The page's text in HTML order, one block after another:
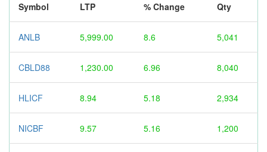
Symbol LTP % Change Qty
ANLB 5,999.00 8.6 5,041
CBLD88 1,230.00 6.96 8,040
HLICF 8.94 5.18 2,934
NICBF 9.57 5.16 1,200